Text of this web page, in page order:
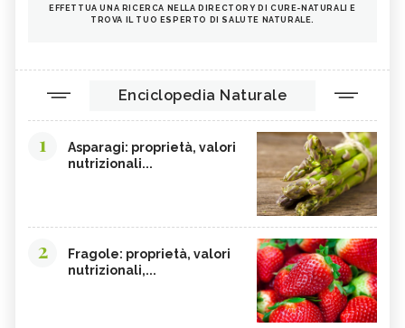
EFFETTUA UNA RICERCA NELLA DIRECTORY DI CURE-NATURALI E
TROVA IL TUO ESPERTO DI SALUTE NATURALE.
Enciclopedia Naturale
1
Asparagi: proprietà, valori
nutrizionali...
2
Fragole: proprietà, valori
nutrizionali,...